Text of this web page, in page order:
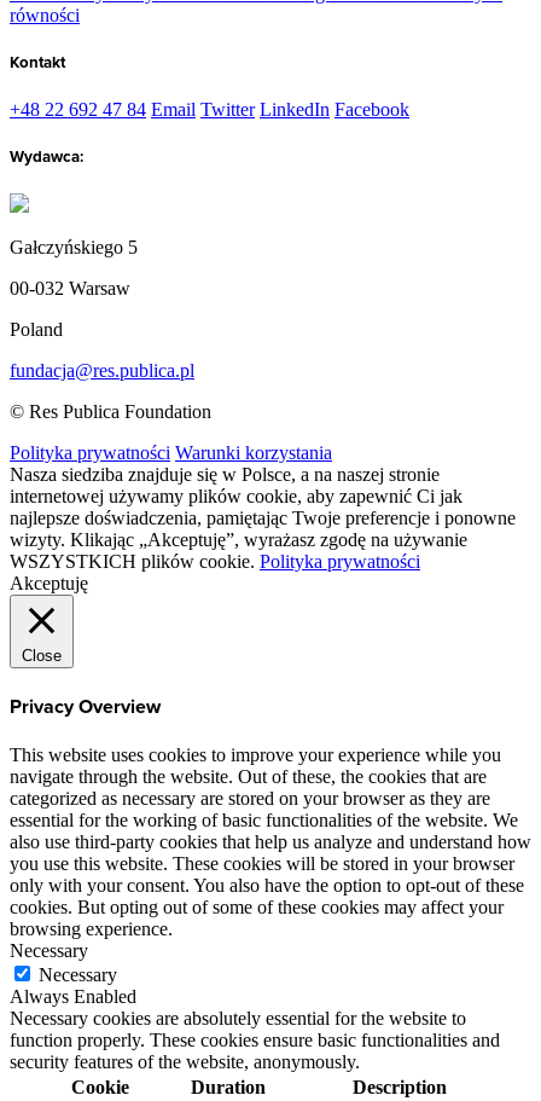
równości
Kontakt
+48 22 692 47 84 Email Twitter LinkedIn Facebook
Wydawca:
Gałczyńskiego 5
00-032 Warsaw
Poland
fundacja@res.publica.pl
© Res Publica Foundation
Polityka prywatności Warunki korzystania
Nasza siedziba znajduje się w Polsce, a na naszej stronie
internetowej używamy plików cookie, aby zapewnić Ci jak
najlepsze doświadczenia, pamiętając Twoje preferencje i ponowne
wizyty. Klikając „Akceptuję”, wyrażasz zgodę na używanie
WSZYSTKICH plików cookie. Polityka prywatności
Akceptuję
Close
Privacy Overview
This website uses cookies to improve your experience while you
navigate through the website. Out of these, the cookies that are
categorized as necessary are stored on your browser as they are
essential for the working of basic functionalities of the website. We
also use third-party cookies that help us analyze and understand how
you use this website. These cookies will be stored in your browser
only with your consent. You also have the option to opt-out of these
cookies. But opting out of some of these cookies may affect your
browsing experience.
Necessary
Necessary
Always Enabled
Necessary cookies are absolutely essential for the website to
function properly. These cookies ensure basic functionalities and
security features of the website, anonymously.
Cookie
Duration Description